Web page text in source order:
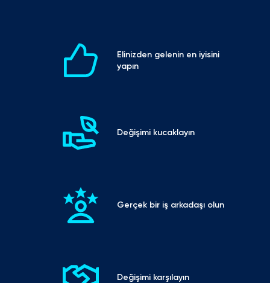
Elinizden gelenin en iyisini
yapın
Değişimi kucaklayın
Gerçek bir iş arkadaşı olun
Değişimi karşılayın